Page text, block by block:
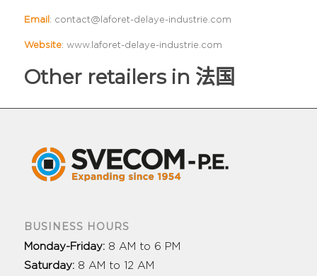
Email : contact@laforet-delaye-industrie.com
Website: www.laforet-delaye-industrie.com
Other retailers in 法国
BUSINESS HOURS
Monday-Friday: 8 AM to 6 PM
Saturday: 8 AM to 12 AM